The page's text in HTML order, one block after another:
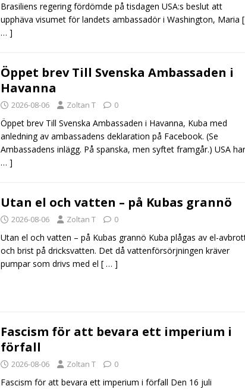
Brasiliens regering fördömde på tisdagen USA:s beslut att
upphäva visumet för landets ambassadör i Washington, Maria [
… ]
Öppet brev Till Svenska Ambassaden i
Havanna
2026-08-06 Zoltan T 0
Öppet brev Till Svenska Ambassaden i Havanna, Kuba med
anledning av ambassadens deklaration på Facebook. (Se
Ambassadens inlägg. På spanska, men syftet framgår.) USA
… ]
Utan el och vatten – på Kubas grannö
2026-08-06 Zoltan T 0
Utan el och vatten – på Kubas grannö Kuba plågas av el-
och brist på dricksvatten. Det då vattenförsörjningen kräver
pumpar som drivs med el [ … ]
Fascism för att bevara ett imperium i
förfall
2026-08-06 Zoltan T 0
Fascism för att bevara ett imperium i förfall Den 16 juli